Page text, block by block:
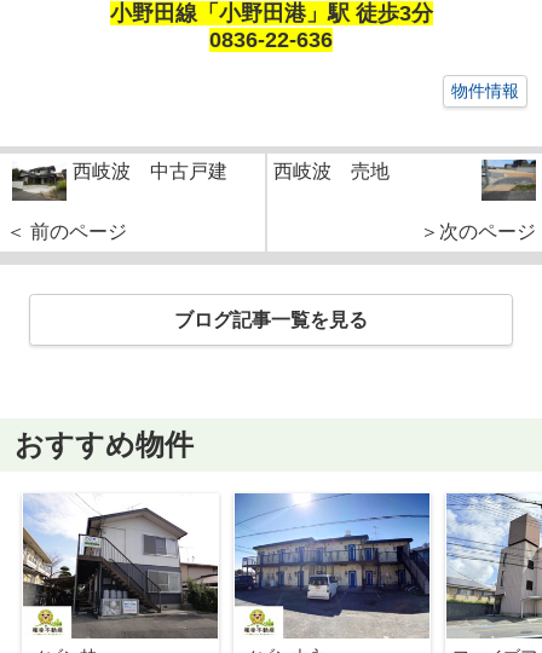
小野田線「小野田港」駅 徒歩3分
0836-22-636
物件情報
西岐波 中古戸建
＜ 前のページ
西岐波 売地
＞次のページ
ブログ記事一覧を見る
おすすめ物件